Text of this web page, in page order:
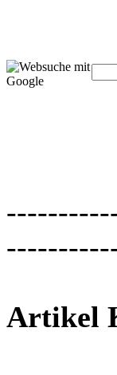
Artikel